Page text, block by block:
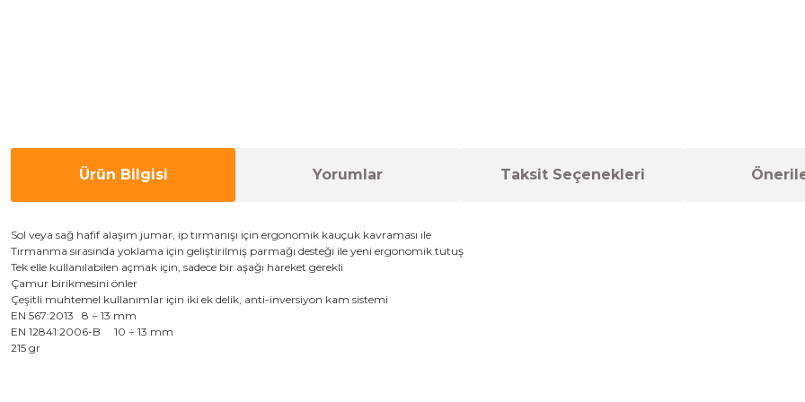
Ürün Bilgisi Yorumlar Taksit Seçenekleri
Sol veya sağ hafif alaşım jumar, ip tırmanışı için ergonomik kauçuk kavraması ile
Tırmanma sırasında yoklama için geliştirilmiş parmağı desteği ile yeni ergonomik tutuş
Tek elle kullanılabilen açmak için, sadece bir aşağı hareket gerekli
Çamur birikmesini önler
Çeşitli muhtemel kullanımlar için iki ek delik, anti-inversiyon kam sistemi
EN 567:2013
8 ÷ 13 mm
EN 12841:2006-B
10 ÷ 13 mm
215 gr